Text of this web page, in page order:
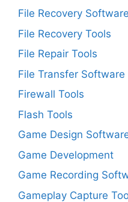
File Recovery Software
File Recovery Tools
File Repair Tools
File Transfer Software
Firewall Tools
Flash Tools
Game Design
Game Development
Game Recording
Gameplay Capture